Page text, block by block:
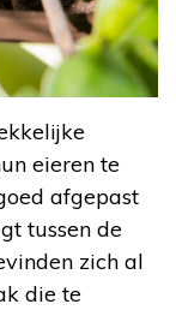
eieren te
afgepast
tussen de
zich al
die te